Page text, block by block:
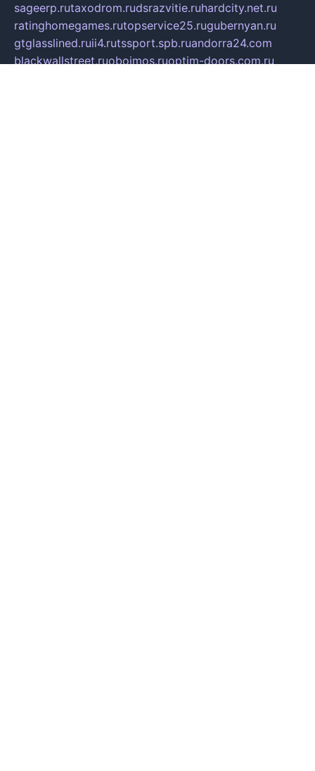
sageerp.rutaxodrom.rudsrazvitie.ruhardcity.net.ru
ratinghomegames.rutopservice25.rugubernyan.ru
gtglasslined.ruii4.rutssport.spb.ruandorra24.com
blackwallstreet.ruoboimos.ruoptim-doors.com.ru